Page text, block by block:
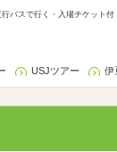
行バスで行く・入場チケット
USJツアー 伊